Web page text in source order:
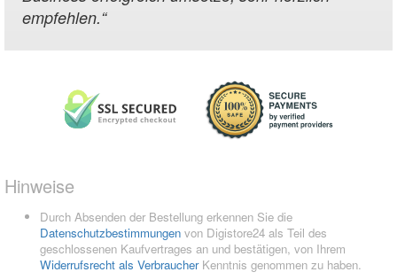
empfehlen.“
Hinweise
Durch Absenden der Bestellung erkennen Sie die
Datenschutzbestimmungen von Digistore24 als Teil des
geschlossenen Kaufvertrages an und bestätigen, von Ihrem
Widerrufsrecht als VerbraucherKenntnis genommen zu haben.